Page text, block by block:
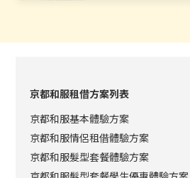
京都和服租借方案列表
京都和服基本體驗方案
京都和服情侶租借體驗方案
京都和服髮型套餐體驗方案